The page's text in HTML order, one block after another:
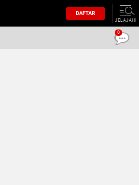
DAFTAR
JELAJAHI
0